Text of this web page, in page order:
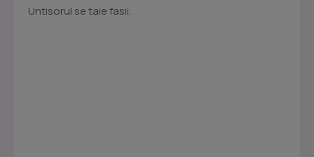
Untisorul se taie fasii.